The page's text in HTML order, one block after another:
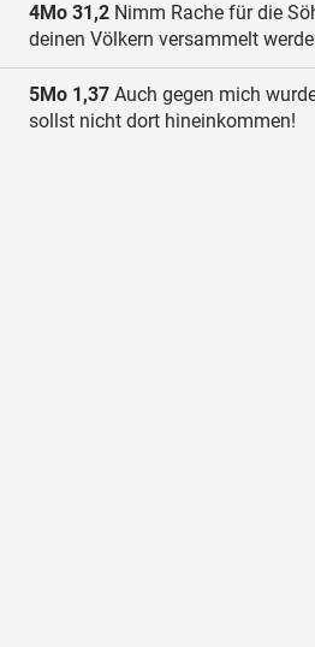
4Mo 31,2 Nimm Rache für die
deinen Völkern versammelt
5Mo 1,37 Auch gegen mich
sollst nicht dort hineinkommen!